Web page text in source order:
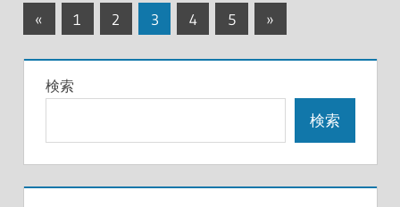
投
稿
の
ジ
«
事
1 2 3 4 5
次
事
»
検索
検索